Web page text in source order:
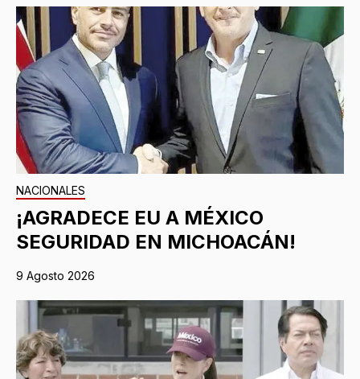
NACIONALES
¡AGRADECE EU A MÉXICO
SEGURIDAD EN MICHOACÁN!
9 Agosto 2026